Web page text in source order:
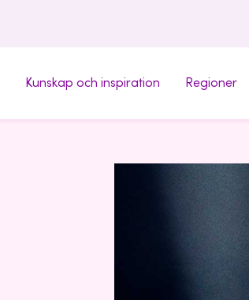
Kunskap och inspiration Regioner